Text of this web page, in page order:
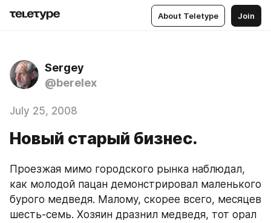
About Teletype Join
Sergey
@berelex
July 25, 2008
Новый старый бизнес.
Проезжая мимо городского рынка наблюдал,
как молодой пацан демонстрировал маленького
бурого медведя. Малому, скорее всего, месяцев
шесть-семь. Хозяин дразнил медведя, тот орал